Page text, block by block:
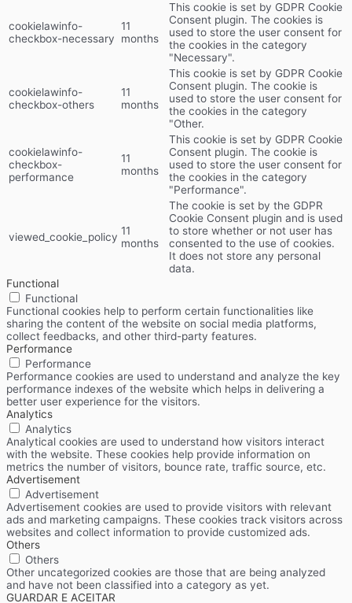
cookielawinfo-
checkbox-necessary
11
months
This cookie is set by GDPR Cookie
Consent plugin. The cookies is
used to store the user consent for
the cookies in the category
"Necessary".
cookielawinfo-
checkbox-others
11
months
This cookie is set by GDPR Cookie
Consent plugin. The cookie is
used to store the user consent for
the cookies in the category
"Other.
cookielawinfo-
checkbox-
performance
11
months
This cookie is set by GDPR Cookie
Consent plugin. The cookie is
used to store the user consent for
the cookies in the category
"Performance".
viewed_cookie_policy 11
months
The cookie is set by the GDPR
Cookie Consent plugin and is used
to store whether or not user has
consented to the use of cookies.
It does not store any personal
data.
Functional
Functional
Functional cookies help to perform certain functionalities like
sharing the content of the website on social media platforms,
collect feedbacks, and other third-party features.
Performance
Performance
Performance cookies are used to understand and analyze the key
performance indexes of the website which helps in delivering a
better user experience for the visitors.
Analytics
Analytics
Analytical cookies are used to understand how visitors interact
with the website. These cookies help provide information on
metrics the number of visitors, bounce rate, traffic source, etc.
Advertisement
Advertisement
Advertisement cookies are used to provide visitors with relevant
ads and marketing campaigns. These cookies track visitors across
websites and collect information to provide customized ads.
Others
Others
Other uncategorized cookies are those that are being analyzed
and have not been classified into a category as yet.
GUARDAR E ACEITAR